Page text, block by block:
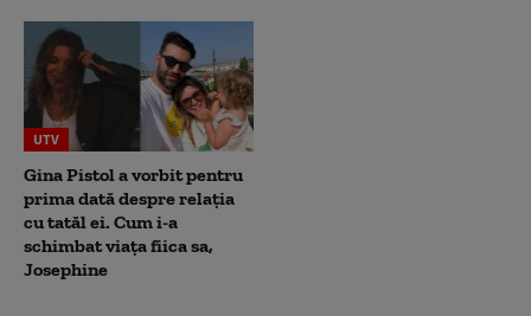
UTV
Gina Pistol a vorbit pentru
prima dată despre relația
cu tatăl ei. Cum i-a
schimbat viața fiica sa,
Josephine